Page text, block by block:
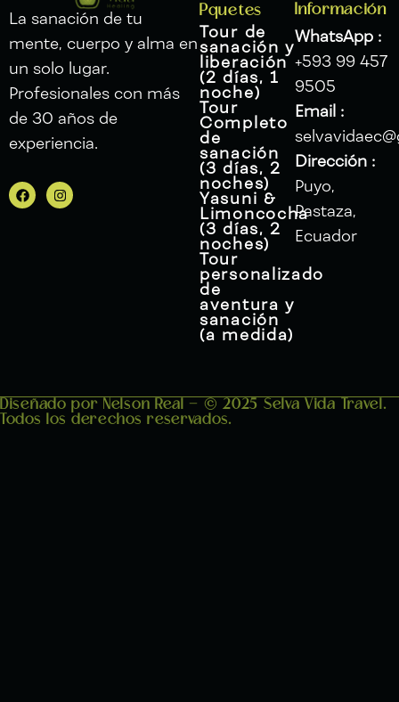
La sanación de tu
mente, cuerpo y alma en
un solo lugar.
Profesionales con más
de 30 años de
experiencia.
F
a
I
n
Pquetes
Tour de
sanación y
liberación
(2 días, 1
noche)
Tour
Completo
de
sanación
(3 días, 2
noches)
Yasuni &
Limoncocha
(3 días, 2
noches)
Tour
personalizado
de
aventura y
sanación
(a medida)
Información
WhatsApp :
+593 99 457
9505
Email :
Dirección :
Puyo,
Pastaza,
Ecuador
Diseñado por Nelson Real - © 2025 Selva Vida Travel.
Todos los derechos reservados.